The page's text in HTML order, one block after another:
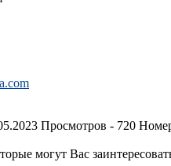
Просмотров - 720
могут Вас